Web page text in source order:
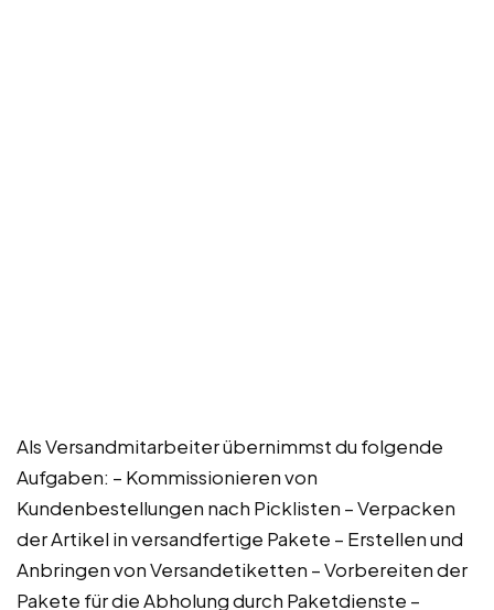
Als Versandmitarbeiter übernimmst du folgende
Aufgaben: – Kommissionieren von
Kundenbestellungen nach Picklisten – Verpacken
der Artikel in versandfertige Pakete – Erstellen und
Anbringen von Versandetiketten – Vorbereiten der
Pakete für die Abholung durch Paketdienste –